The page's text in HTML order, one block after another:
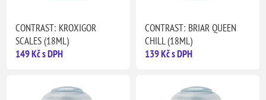
CONTRAST: KROXIGOR
SCALES (18ML)
149 Kč s DPH
CONTRAST: BRIAR QUEEN
CHILL (18ML)
139 Kč s DPH